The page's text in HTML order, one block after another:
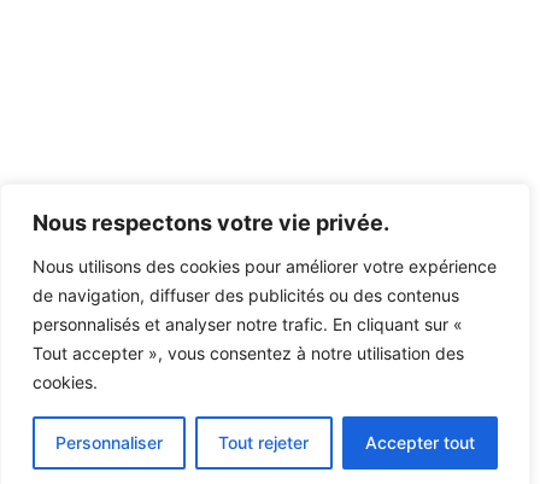
Nous respectons votre vie privée.
Nous utilisons des cookies pour améliorer votre expérience
de navigation, diffuser des publicités ou des contenus
personnalisés et analyser notre trafic. En cliquant sur «
Tout accepter », vous consentez à notre utilisation des
cookies.
Personnaliser Tout rejeter Accepter tout